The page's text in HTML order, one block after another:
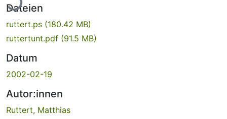
Dateien
ruttert.ps (180.42 MB)
ruttertunt.pdf (91.5 MB)
Datum
2002-02-19
Autor:innen
Ruttert, Matthias